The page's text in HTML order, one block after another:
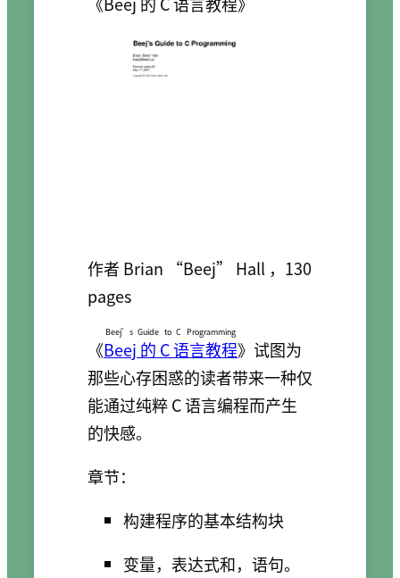
作者 Brian “Beej” Hall ，130
pages
《Beej 的 C 语言教程
Beej’s Guide to C Programming
》试图为
那些心存困惑的读者带来一种仅
能通过纯粹 C 语言编程而产生
的快感。
章节：
构建程序的基本结构块
变量，表达式和，语句。